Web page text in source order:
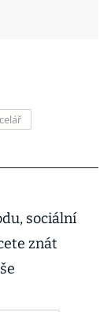
sociální
znát